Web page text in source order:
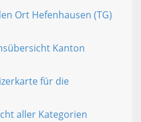
Ort Hefenhausen (TG)
Kanton
für die
aller Kategorien